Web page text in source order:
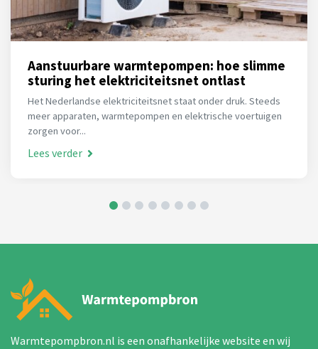
Aanstuurbare warmtepompen: hoe slimme
sturing het elektriciteitsnet ontlast
Het Nederlandse elektriciteitsnet staat onder druk. Steeds
meer apparaten, warmtepompen en elektrische voertuigen
zorgen voor...
Lees verder
Warmtepompbron.nl is een onafhankelijke website en wij